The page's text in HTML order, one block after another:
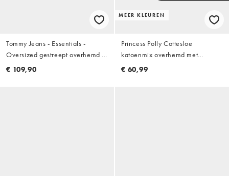
Tommy Jeans - Essentials -
Oversized gestreept overhemd in
geel
€ 109,90
MEER KLEUREN
Princess Polly Cottesloe
katoenmix overhemd met
geplooide taille en korte
€ 60,99